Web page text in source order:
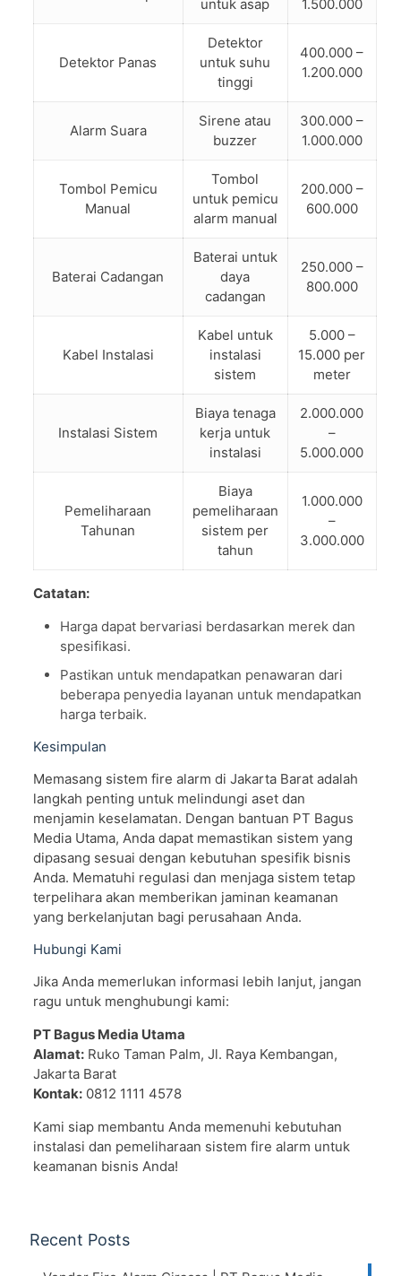
untuk asap 1.500.000
Detektor Panas
Detektor
untuk suhu
tinggi
400.000 –
1.200.000
Alarm Suara
Sirene atau
buzzer
300.000 –
1.000.000
Tombol Pemicu
Manual
Tombol
untuk pemicu
alarm manual
200.000 –
600.000
Baterai Cadangan
Baterai untuk
daya
cadangan
250.000 –
800.000
Kabel Instalasi
Kabel untuk
instalasi
sistem
5.000 –
15.000 per
meter
Instalasi Sistem
Biaya tenaga
kerja untuk
instalasi
2.000.000
–
5.000.000
Pemeliharaan
Tahunan
Biaya
pemeliharaan
sistem per
tahun
1.000.000
–
3.000.000
Catatan:
Harga dapat bervariasi berdasarkan merek dan
spesifikasi.
Pastikan untuk mendapatkan penawaran dari
beberapa penyedia layanan untuk mendapatkan
harga terbaik.
Kesimpulan
Memasang sistem fire alarm di Jakarta Barat adalah
langkah penting untuk melindungi aset dan
menjamin keselamatan. Dengan bantuan PT Bagus
Media Utama, Anda dapat memastikan sistem yang
dipasang sesuai dengan kebutuhan spesifik bisnis
Anda. Mematuhi regulasi dan menjaga sistem tetap
terpelihara akan memberikan jaminan keamanan
yang berkelanjutan bagi perusahaan Anda.
Hubungi Kami
Jika Anda memerlukan informasi lebih lanjut, jangan
ragu untuk menghubungi kami:
PT Bagus Media Utama
Alamat:Ruko Taman Palm, Jl. Raya Kembangan,
Jakarta Barat
Kontak:0812 1111 4578
Kami siap membantu Anda memenuhi kebutuhan
instalasi dan pemeliharaan sistem fire alarm untuk
keamanan bisnis Anda!
Recent Posts